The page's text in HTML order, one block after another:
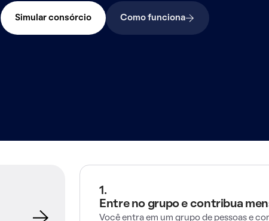
Simular consórcio Como funciona
1.
Entre no grupo e contribua
Você entra em um grupo de pessoas e